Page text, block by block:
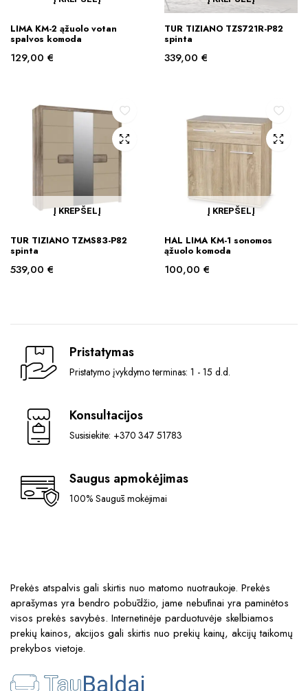
LIMA KM-2 ąžuolo votan
spalvos komoda
129,00 €
TUR TIZIANO TZS721R-P82
spinta
339,00 €
Į KREPŠELĮ
TUR TIZIANO TZMS83-P82
spinta
539,00 €
Į KREPŠELĮ
HAL LIMA KM-1 sonomos
ąžuolo komoda
100,00 €
Pristatymas
Pristatymo įvykdymo terminas: 1 - 15 d.d.
Konsultacijos
Susisiekite: +370 347 51783
Saugus apmokėjimas
100% Saugūs mokėjimai
Prekės atspalvis gali skirtis nuo matomo nuotraukoje. Prekės
aprašymas yra bendro pobūdžio, jame nebūtinai yra paminėtos
visos prekės savybės. Internetinėje parduotuvėje skelbiamos
prekių kainos, akcijos gali skirtis nuo prekių kainų, akcijų taikomų
prekybos vietoje.